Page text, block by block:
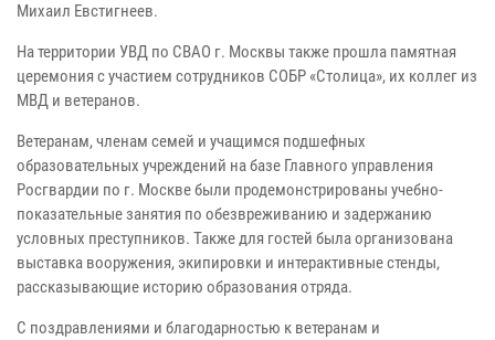
Михаил Евстигнеев.
На территории УВД по СВАО г. Москвы также прошла памятная
церемония с участием сотрудников СОБР «Столица», их коллег из
МВД и ветеранов.
Ветеранам, членам семей и учащимся подшефных
образовательных учреждений на базе Главного управления
Росгвардии по г. Москве были продемонстрированы учебно-
показательные занятия по обезвреживанию и задержанию
условных преступников. Также для гостей была организована
выставка вооружения, экипировки и интерактивные стенды,
рассказывающие историю образования отряда.
С поздравлениями и благодарностью к ветеранам и